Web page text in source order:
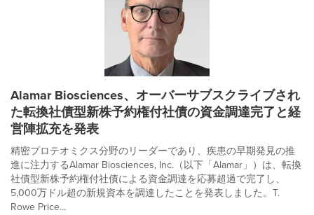
Alamar Biosciences、オーバーサブスクライブされ
た転換社債型新株予約権付社債の資金調達完了と経
営陣拡充を発表
精密プロテオミクス分野のリーダーであり、疾患の早期発見の推
進に注力するAlamar Biosciences, Inc.（以下「Alamar」）は、転換
社債型新株予約権付社債による資金調達を応募超過で完了し、
5,000万ドル超の新規資本を調達したことを発表しました。T.
Rowe Price...